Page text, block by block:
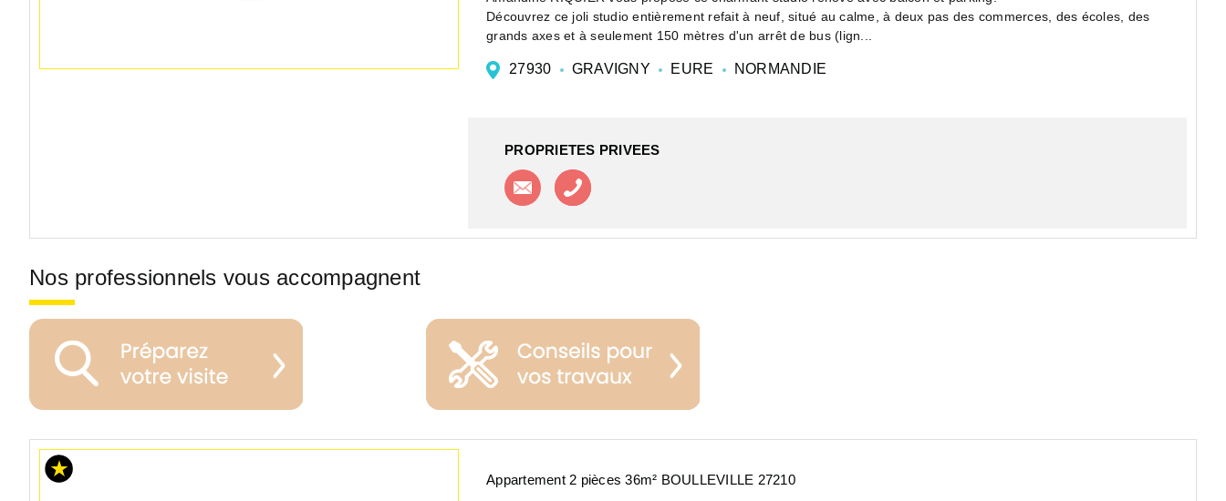
Découvrez ce joli studio entièrement refait à neuf, situé au calme, à deux pas des commerces, des écoles, des
grands axes et à seulement 150 mètres d'un arrêt de bus (lign...
27930 GRAVIGNY EURE NORMANDIE
PROPRIETES PRIVEES
Contacter l'agence
Nos professionnels vous accompagnent
Appartement 2 pièces 36m² BOULLEVILLE 27210